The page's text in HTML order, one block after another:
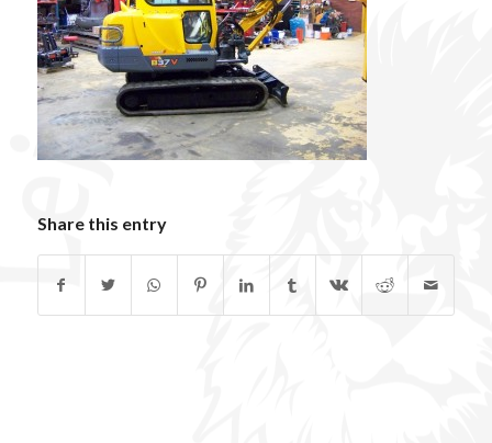
Share this entry